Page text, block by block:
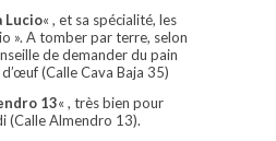
Lucio« , et sa spécialité, les
». A tomber par terre, selon
de demander du pain
(Calle Cava Baja 35)
13« , très bien pour
(Calle Almendro 13).